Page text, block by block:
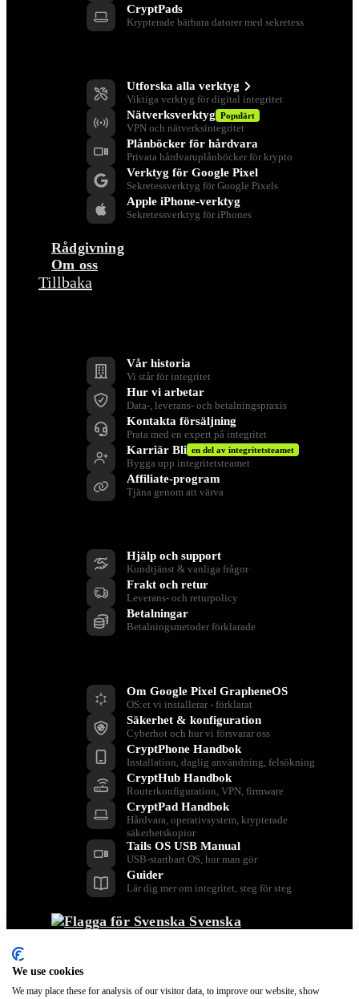
CryptPads
Krypterade bärbara datorer med sekretess
Utforska alla verktyg
Viktiga verktyg för digital integritet
Nätverksverktyg Populärt
VPN och nätverksintegritet
Plånböcker för hårdvara
Privata hårdvaruplånböcker för krypto
Verktyg för Google Pixel
Sekretessverktyg för Google Pixels
Apple iPhone-verktyg
Sekretessverktyg för iPhones
Rådgivning
Om oss
Tillbaka
Vår historia
Vi står för integritet
Hur vi arbetar
Data-, leverans- och betalningspraxis
Kontakta försäljning
Prata med en expert på integritet
Karriär Bli en del av integritetsteamet
Bygga upp integritetsteamet
Affiliate-program
Tjäna genom att värva
Hjälp och support
Kundtjänst & vanliga frågor
Frakt och retur
Leverans- och returpolicy
Betalningar
Betalningsmetoder förklarade
Om Google Pixel GrapheneOS
OS:et vi installerar - förklarat
Säkerhet & konfiguration
Cyberhot och hur vi försvarar oss
CryptPhone Handbok
Installation, daglig användning, felsökning
CryptHub Handbok
Routerkonfiguration, VPN, firmware
CryptPad Handbok
Hårdvara, operativsystem, krypterade
säkerhetskopior
Tails OS USB Manual
USB-startbart OS, hur man gör
Guider
Lär dig mer om integritet, steg för steg
Svenska
English
We use cookies
We may place these for analysis of our visitor data, to improve our website, show